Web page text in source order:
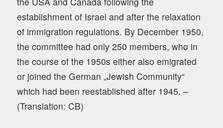
establishment of Israel and after the relaxation
of immigration regulations. By December 1950,
the committee had only 250 members, who in
the course of the 1950s either also emigrated
or joined the German „Jewish Community“
which had been reestablished after 1945. –
(Translation: CB)